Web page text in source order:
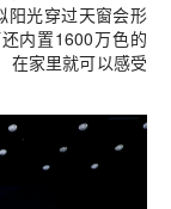
阳光穿过天窗会形
内置1600万色的
在家里就可以感受